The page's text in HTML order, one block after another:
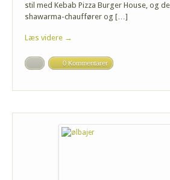
stil med Kebab Pizza Burger House, og
shawarma-chauffører og […]
Læs videre →
0 Kommentarer